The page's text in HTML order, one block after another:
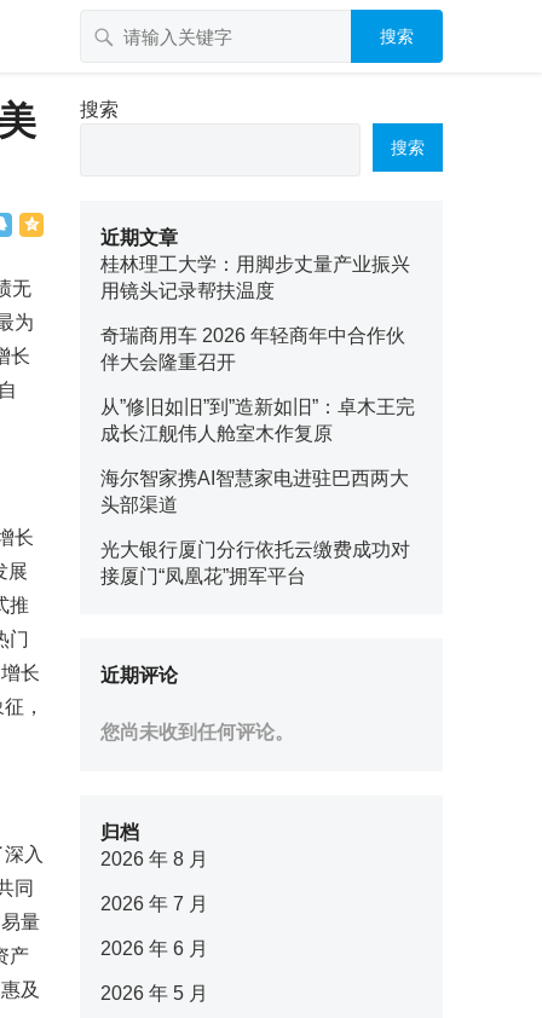
搜索
无
为
长
长
展
推
门
长
，
入
同
量
产
及
搜索
搜索
近期文章
桂林理工大学：用脚步丈量产业振兴
用镜头记录帮扶温度
奇瑞商用车 2026 年轻商年中合作伙
伴大会隆重召开
从”修旧如旧”到”造新如旧”：卓木王完
成长江舰伟人舱室木作复原
海尔智家携AI智慧家电进驻巴西两大
头部渠道
光大银行厦门分行依托云缴费成功对
接厦门“凤凰花”拥军平台
近期评论
您尚未收到任何评论。
归档
2026 年 8 月
2026 年 7 月
2026 年 6 月
2026 年 5 月